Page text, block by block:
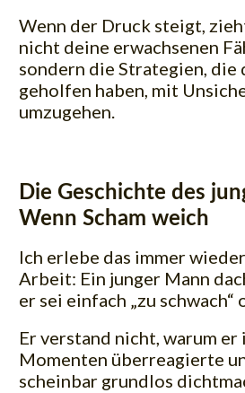
Wenn der Druck steigt,
nicht deine erwachsenen
sondern die Strategien, die
geholfen haben, mit
umzugehen.
Die Geschichte des
Wenn Scham weich
Ich erlebe das immer
Arbeit: Ein junger Mann
er sei einfach „zu schwach“
Er verstand nicht, warum er
Momenten überreagierte
scheinbar grundlos